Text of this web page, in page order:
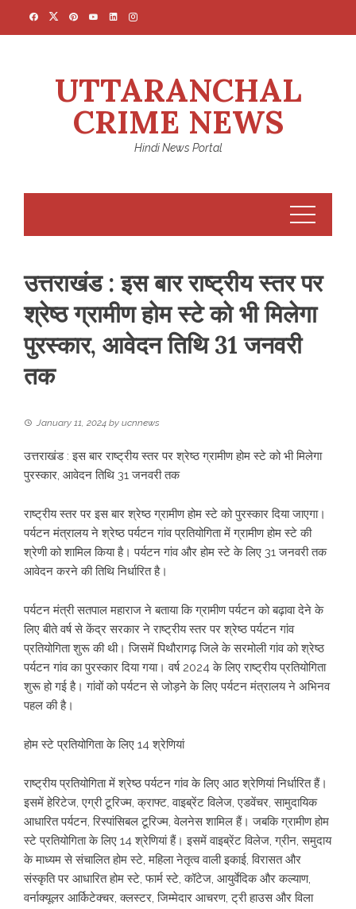
UTTARANCHAL
CRIME NEWS
Hindi News Portal
उत्तराखंड : इस बार राष्ट्रीय स्तर पर
श्रेष्ठ ग्रामीण होम स्टे को भी मिलेगा
पुरस्कार, आवेदन तिथि 31 जनवरी
तक
January 11, 2024 by ucnnews
उत्तराखंड : इस बार राष्ट्रीय स्तर पर श्रेष्ठ ग्रामीण होम स्टे को भी मिलेगा
पुरस्कार, आवेदन तिथि 31 जनवरी तक
राष्ट्रीय स्तर पर इस बार श्रेष्ठ ग्रामीण होम स्टे को पुरस्कार दिया जाएगा।
पर्यटन मंत्रालय ने श्रेष्ठ पर्यटन गांव प्रतियोगिता में ग्रामीण होम स्टे की
श्रेणी को शामिल किया है। पर्यटन गांव और होम स्टे के लिए 31 जनवरी तक
आवेदन करने की तिथि निर्धारित है।
पर्यटन मंत्री सतपाल महाराज ने बताया कि ग्रामीण पर्यटन को बढ़ावा देने के
लिए बीते वर्ष से केंद्र सरकार ने राष्ट्रीय स्तर पर श्रेष्ठ पर्यटन गांव
प्रतियोगिता शुरू की थी। जिसमें पिथौरागढ़ जिले के सरमोली गांव को श्रेष्ठ
पर्यटन गांव का पुरस्कार दिया गया। वर्ष 2024 के लिए राष्ट्रीय प्रतियोगिता
शुरू हो गई है। गांवों को पर्यटन से जोड़ने के लिए पर्यटन मंत्रालय ने अभिनव
पहल की है।
होम स्टे प्रतियोगिता के लिए 14 श्रेणियां
राष्ट्रीय प्रतियोगिता में श्रेष्ठ पर्यटन गांव के लिए आठ श्रेणियां निर्धारित हैं।
इसमें हेरिटेज, एग्री टूरिज्म, क्राफ्ट, वाइब्रेंट विलेज, एडवेंचर, सामुदायिक
आधारित पर्यटन, रिस्पांसिबल टूरिज्म, वेलनेस शामिल हैं। जबकि ग्रामीण होम
स्टे प्रतियोगिता के लिए 14 श्रेणियां हैं। इसमें वाइब्रेंट विलेज, ग्रीन, समुदाय
के माध्यम से संचालित होम स्टे, महिला नेतृत्व वाली इकाई, विरासत और
संस्कृति पर आधारित होम स्टे, फार्म स्टे, कॉटेज, आयुर्वेदिक और कल्याण,
वर्नाक्यूलर आर्किटेक्चर, क्लस्टर, जिम्मेदार आचरण, ट्री हाउस और विला